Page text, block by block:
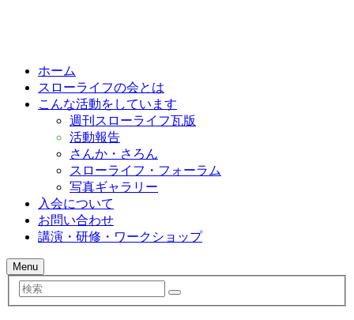
ホーム
スローライフの会とは
こんな活動をしています
週刊スローライフ瓦版
活動報告
さんか・さろん
スローライフ・フォーラム
写真ギャラリー
入会について
お問い合わせ
講演・研修・ワークショップ
Menu
検
索